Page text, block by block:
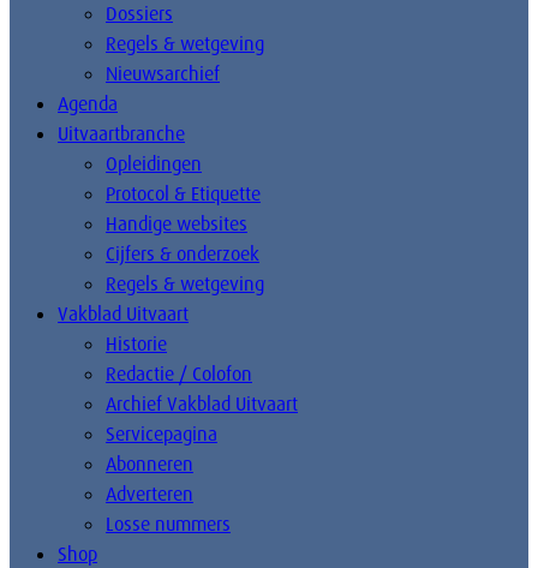
Dossiers
Regels & wetgeving
Nieuwsarchief
Agenda
Uitvaartbranche
Opleidingen
Protocol & Etiquette
Handige websites
Cijfers & onderzoek
Regels & wetgeving
Vakblad Uitvaart
Historie
Redactie / Colofon
Archief Vakblad Uitvaart
Servicepagina
Abonneren
Adverteren
Losse nummers
Shop